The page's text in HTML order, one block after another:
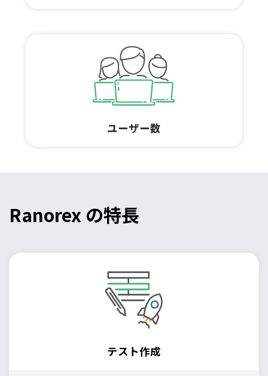
ユーザー数
Ranorex の特長
テスト作成